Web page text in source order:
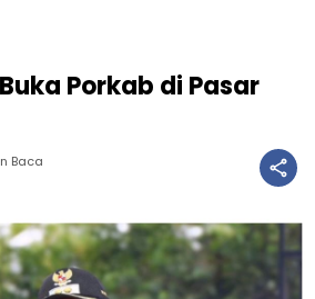
Porkab di Pasar
Baca